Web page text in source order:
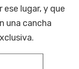
lugar, y que
una cancha